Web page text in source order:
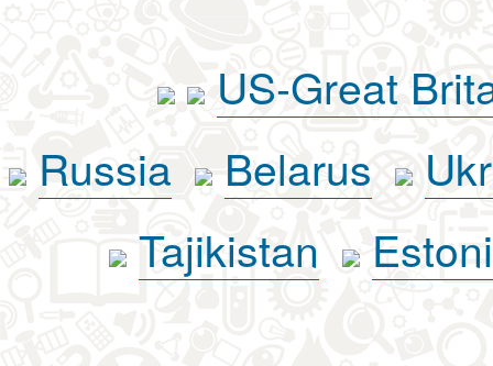
US-Great
Russia
Belarus
Tajikistan